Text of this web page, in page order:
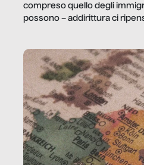
compreso quello degli
possono – addirittura ci